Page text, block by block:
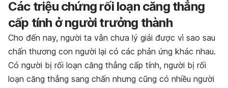
Các triệu chứng rối loạn căng thẳng
cấp tính ở người trưởng thành
Cho đến nay, người ta vẫn chưa lý giải được vì sao sau
chấn thương con người lại có các phản ứng khác nhau.
Có người bị rối loạn căng thẳng cấp tính, người bị rối
loạn căng thẳng sang chấn nhưng cũng có nhiều người